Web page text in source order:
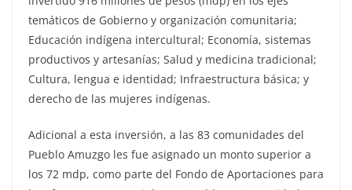
temáticos de Gobierno y organización comunitaria;
Educación indígena intercultural; Economía, sistemas
productivos y artesanías; Salud y medicina tradicional;
Cultura, lengua e identidad; Infraestructura básica; y
derecho de las mujeres indígenas.
Adicional a esta inversión, a las 83 comunidades del
Pueblo Amuzgo les fue asignado un monto superior a
los 72 mdp, como parte del Fondo de Aportaciones para